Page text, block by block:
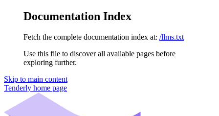
Documentation Index
Fetch the complete documentation index at: /llms.txt
Use this file to discover all available pages before
exploring further.
Skip to main content
Tenderly home page